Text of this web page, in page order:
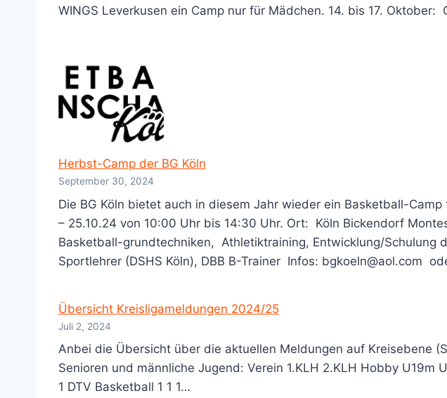
WINGS Leverkusen ein Camp nur für Mädchen. 14. bis 17. Oktober:
Herbst-Camp der BG Köln
September 30, 2024
Die BG Köln bietet auch in diesem Jahr wieder ein Basketball-
– 25.10.24 von 10:00 Uhr bis 14:30 Uhr. Ort: Köln Bickendorf
Basketball-grundtechniken, Athletiktraining, Entwicklung/
Sportlehrer (DSHS Köln), DBB B-Trainer Infos: bgkoeln@aol.com
Übersicht Kreisligameldungen 2024/25
Juli 2, 2024
Anbei die Übersicht über die aktuellen Meldungen auf Kreisebene
Senioren und männliche Jugend: Verein 1.KLH 2.KLH Hobby U19m
1 DTV Basketball 1 1 1…